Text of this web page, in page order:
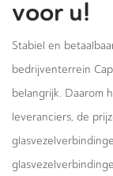
voor u!
Stabiel en
bedrijventerrein
belangrijk. Daarom
leveranciers, de